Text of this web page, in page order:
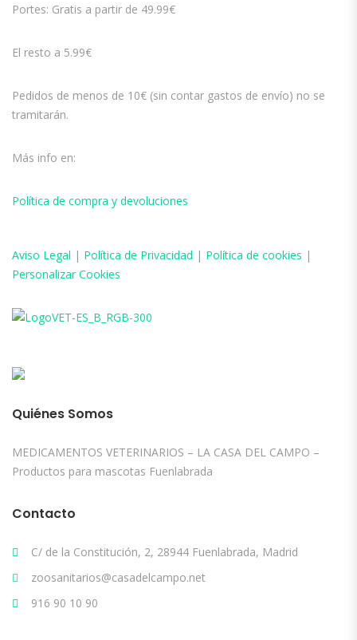
Portes: Gratis a partir de 49.99€
El resto a 5.99€
Pedidos de menos de 10€ (sin contar gastos de envío) no se
tramitarán.
Más info en:
Política de compra y devoluciones
Aviso Legal | Política de Privacidad | Política de cookies |
Personalizar Cookies
Quiénes Somos
MEDICAMENTOS VETERINARIOS – LA CASA DEL CAMPO –
Productos para mascotas Fuenlabrada
Contacto
C/ de la Constitución, 2, 28944 Fuenlabrada, Madrid
zoosanitarios@casadelcampo.net
916 90 10 90